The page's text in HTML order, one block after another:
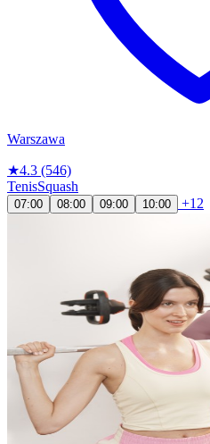
Warszawa
★4.3 (546)
TenisSquash
07:00 08:00 09:00 10:00 +12